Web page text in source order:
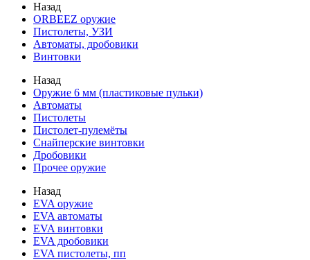
Назад
ORBEEZ оружие
Пистолеты, УЗИ
Автоматы, дробовики
Винтовки
Назад
Оружие 6 мм (пластиковые пульки)
Автоматы
Пистолеты
Пистолет-пулемёты
Снайперские винтовки
Дробовики
Прочее оружие
Назад
EVA оружие
EVA автоматы
EVA винтовки
EVA дробовики
EVA пистолеты, пп